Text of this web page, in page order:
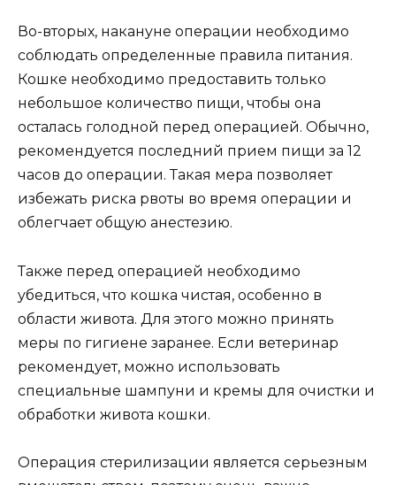
Во-вторых, накануне операции необходимо
соблюдать определенные правила питания.
Кошке необходимо предоставить только
небольшое количество пищи, чтобы она
осталась голодной перед операцией. Обычно,
рекомендуется последний прием пищи за 12
часов до операции. Такая мера позволяет
избежать риска рвоты во время операции и
облегчает общую анестезию.
Также перед операцией необходимо
убедиться, что кошка чистая, особенно в
области живота. Для этого можно принять
меры по гигиене заранее. Если ветеринар
рекомендует, можно использовать
специальные шампуни и кремы для очистки и
обработки живота кошки.
Операция стерилизации является серьезным